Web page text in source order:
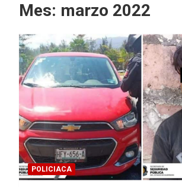
Mes: marzo 2022
POLICIACA